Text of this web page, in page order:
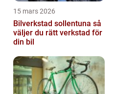
15 mars 2026
Bilverkstad sollentuna så
väljer du rätt verkstad för
din bil